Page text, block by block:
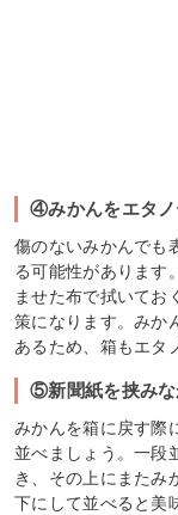
④みかんをエタノ
傷のないみかんでも
る可能性があります
ませた布で拭いてお
策になります。みか
あるため、箱もエタ
⑤新聞紙を挟みな
みかんを箱に戻す際
並べましょう。一段
き、その上にまたみ
下にして並べると美